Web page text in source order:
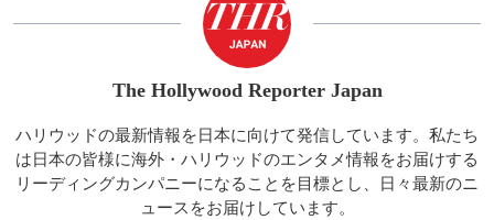
The Hollywood Reporter Japan
ハリウッドの最新情報を日本に向けて発信しています。私たち
は日本の皆様に海外・ハリウッドのエンタメ情報をお届けする
リーディングカンパニーになることを目標とし、日々最新のニ
ュースをお届けしています。